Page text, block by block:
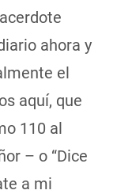
ahora y
el
aquí, que
110 al
– o “Dice
a mi